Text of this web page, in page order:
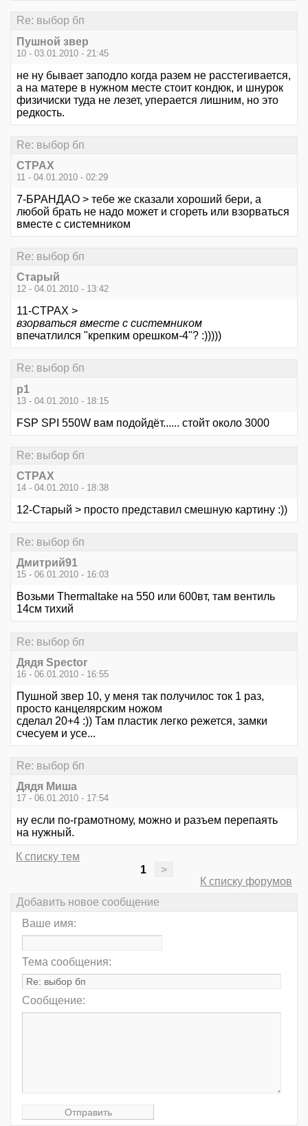
Re: выбор бп
Пушной звер
10 - 03.01.2010 - 21:45
не ну бывает заподло когда разем не расстегивается,
а на матере в нужном месте стоит кондюк, и шнурок
физичиски туда не лезет, уперается лишним, но это
редкость.
Re: выбор бп
CTPAX
11 - 04.01.2010 - 02:29
7-БРАНДАО > тебе же сказали хороший бери, а
любой брать не надо может и сгореть или взорваться
вместе с системником
Re: выбор бп
Старый
12 - 04.01.2010 - 13:42
11-CTPAX >
взорваться вместе с системником
впечатлился "крепким орешком-4"? :)))))
Re: выбор бп
p1
13 - 04.01.2010 - 18:15
FSP SPI 550W вам подойдёт...... стойт около 3000
Re: выбор бп
CTPAX
14 - 04.01.2010 - 18:38
12-Старый > просто представил смешную картину :))
Re: выбор бп
Дмитрий91
15 - 06.01.2010 - 16:03
Возьми Thermaltake на 550 или 600вт, там вентиль
14см тихий
Re: выбор бп
Дядя Speсtor
16 - 06.01.2010 - 16:55
Пушной звер 10, у меня так получилос ток 1 раз,
просто канцелярским ножом
сделал 20+4 :)) Там пластик легко режется, замки
счесуем и усе...
Re: выбор бп
Дядя Миша
17 - 06.01.2010 - 17:54
ну если по-грамотному, можно и разъем перепаять
на нужный.
К списку тем
1
>
К списку форумов
Добавить новое сообщение
Ваше имя:
Тема сообщения:
Сообщение: